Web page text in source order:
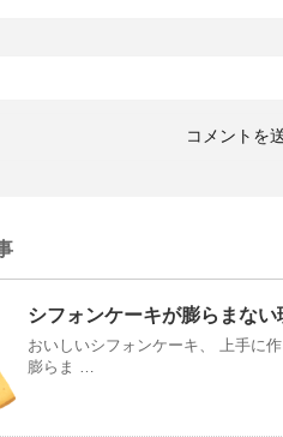
シフォンケーキが膨らまない
おいしいシフォンケーキ、 上手に
膨らま …